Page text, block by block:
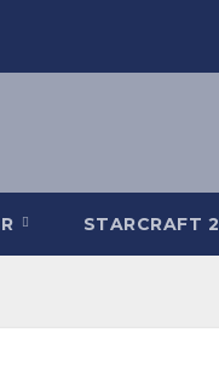
STARCRAFT 2